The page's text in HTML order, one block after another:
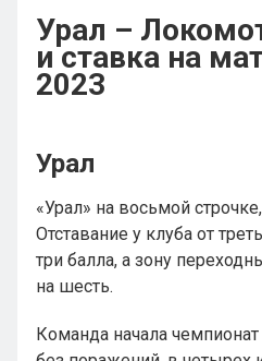
Урал –
и ставка на
2023
Урал
«Урал» на восьмой
Отставание у клуба от
три балла, а зону
на шесть.
Команда начала